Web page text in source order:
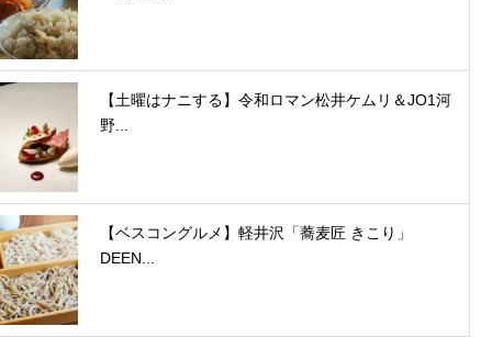
【土曜はナニする】令和ロマン松井ケムリ＆JO1河
野...
【ベスコングルメ】軽井沢「蕎麦匠 きこり」
DEEN...